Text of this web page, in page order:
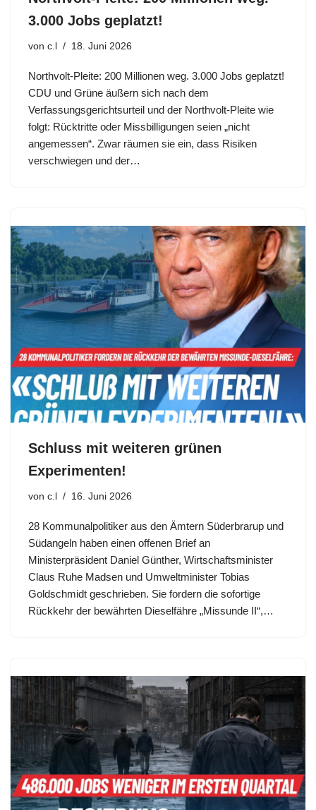
3.000 Jobs geplatzt!
von c.l 18. Juni 2026
Northvolt-Pleite: 200 Millionen weg. 3.000 Jobs geplatzt!
CDU und Grüne äußern sich nach dem
Verfassungsgerichtsurteil und der Northvolt-Pleite wie
folgt: Rücktritte oder Missbilligungen seien „nicht
angemessen“. Zwar räumen sie ein, dass Risiken
verschwiegen und der…
Schluss mit weiteren grünen
Experimenten!
von c.l 16. Juni 2026
28 Kommunalpolitiker aus den Ämtern Süderbrarup und
Südangeln haben einen offenen Brief an
Ministerpräsident Daniel Günther, Wirtschaftsminister
Claus Ruhe Madsen und Umweltminister Tobias
Goldschmidt geschrieben. Sie fordern die sofortige
Rückkehr der bewährten Dieselfähre „Missunde II“,…